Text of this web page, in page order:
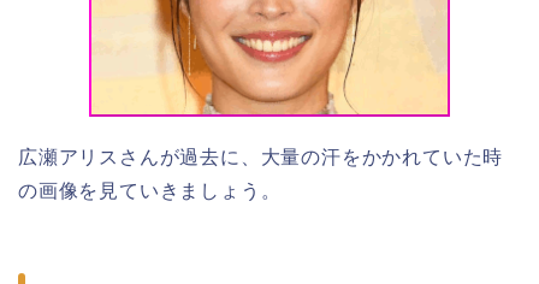
広瀬アリスさんが過去に、大量の汗をかかれていた時
の画像を見ていきましょう。